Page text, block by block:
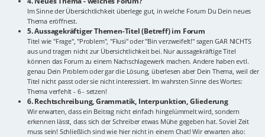
Im Sinne der Übersichtlichkeit überlege gut, in welche Forum Du Dein neues
Thema eröffnest.
5. Aussagekräftiger Themen-Titel (Betreff) im Forum
Titel wie "Frage", "Problem", "Flusi" oder "Bin verzweifelt!" sagen GAR NICHTS
aus und tragen nicht zur Übersichtlichkeit bei. Nur aussagekräftige Titel
können das Forum zu einem Nachschlagewerk machen. Andere haben evtl.
genau Dein Problem oder gar die Lösung, überlesen aber Dein Thema, weil der
Titel nicht passt oder sie nicht interessiert. Im wahrsten Sinne des Wortes:
Thema verfehlt - 6 - setzen!
6. Rechtschreibung, Grammatik, Interpunktion, Gliederung
Wir erwarten, dass ein Beitrag nicht einfach hingelümmelt wird, sondern
erkennen lässt, dass sich der Schreiber etwas Mühe gegeben hat. Soviel Zeit
muss sein! Schließlich sind wie hier nicht in einem Chat! Wir erwarten also: